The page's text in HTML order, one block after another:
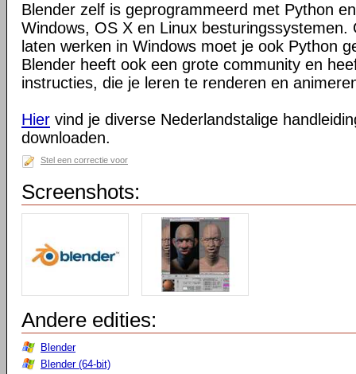
Blender zelf is geprogrammeerd met Python
Windows, OS X en Linux besturingssystemen.
laten werken in Windows moet je ook Python
Blender heeft ook een grote community en
instructies, die je leren te renderen en
Hier vind je diverse Nederlandstalige
downloaden.
Stel een correctie voor
Screenshots:
Andere edities:
Blender
Blender (64-bit)